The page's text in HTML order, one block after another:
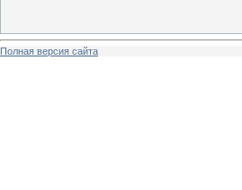
Полная версия сайта